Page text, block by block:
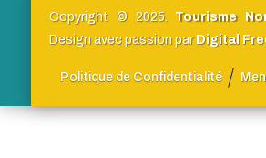
Copyright © 2025. Tourisme
Design avec passion par Digital
Politique de Confidentialité